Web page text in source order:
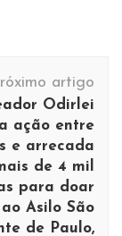
artigo
Odirlei
ação entre
e arrecada
de 4 mil
para doar
ao Asilo São
de Paulo,